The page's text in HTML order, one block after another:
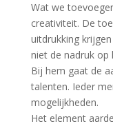
Wat we
creativiteit. De
uitdrukking
niet de nadruk op
Bij hem gaat de
talenten. Ieder
mogelijkheden.
Het element